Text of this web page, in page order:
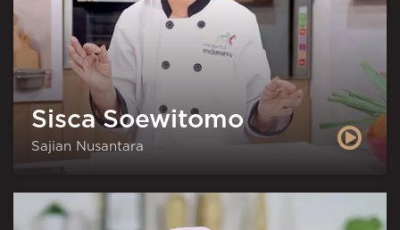
Sisca Soewitomo
Sajian Nusantara